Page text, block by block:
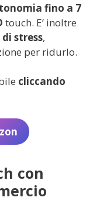
fino a 7
touch. E’ inoltre
stress,
per ridurlo.
cliccando
con